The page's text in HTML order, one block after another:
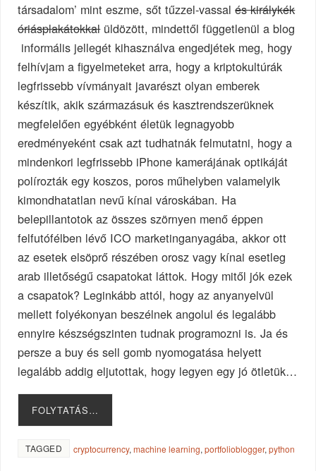
társadalom’ mint eszme, sőt tűzzel-vassalés királykék
óriásplakátokkalüldözött, mindettől függetlenül a blog
informális jellegét kihasználva engedjétek meg, hogy
felhívjam a figyelmeteket arra, hogy a kriptokultúrák
legfrissebb vívmányait javarészt olyan emberek
készítik, akik származásuk és kasztrendszerüknek
megfelelően egyébként életük legnagyobb
eredményeként csak azt tudhatnák felmutatni, hogy a
mindenkori legfrissebb iPhone kamerájának optikáját
polírozták egy koszos, poros műhelyben valamelyik
kimondhatatlan nevű kínai városkában. Ha
belepillantotok az összes szörnyen menő éppen
felfutófélben lévő ICO marketinganyagába, akkor ott
az esetek elsöprő részében orosz vagy kínai esetleg
arab illetőségű csapatokat láttok. Hogy mitől jók ezek
a csapatok? Leginkább attól, hogy az anyanyelvül
mellett folyékonyan beszélnek angolul és legalább
ennyire készségszinten tudnak programozni is. Ja és
persze a buy és sell gomb nyomogatása helyett
legalább addig eljutottak, hogy legyen egy jó ötletük…
FOLYTATÁS…
TAGGED cryptocurrency,machine learning,portfolioblogger,python